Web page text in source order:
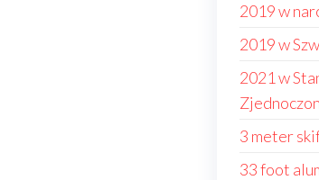
2019 w
2019 w
2021 w
3 meter
33 foot